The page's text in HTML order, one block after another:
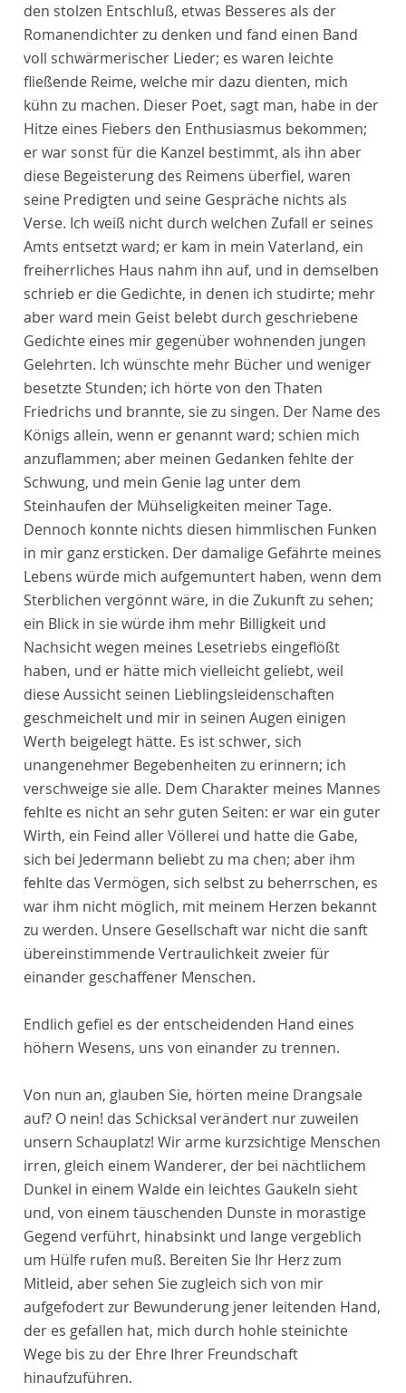
den stolzen Entschluß, etwas Besseres als der
Romanendichter zu denken und fand einen Band
voll schwärmerischer Lieder; es waren leichte
fließende Reime, welche mir dazu dienten, mich
kühn zu machen. Dieser Poet, sagt man, habe in der
Hitze eines Fiebers den Enthusiasmus bekommen;
er war sonst für die Kanzel bestimmt, als ihn aber
diese Begeisterung des Reimens überfiel, waren
seine Predigten und seine Gespräche nichts als
Verse. Ich weiß nicht durch welchen Zufall er seines
Amts entsetzt ward; er kam in mein Vaterland, ein
freiherrliches Haus nahm ihn auf, und in demselben
schrieb er die Gedichte, in denen ich studirte; mehr
aber ward mein Geist belebt durch geschriebene
Gedichte eines mir gegenüber wohnenden jungen
Gelehrten. Ich wünschte mehr Bücher und weniger
besetzte Stunden; ich hörte von den Thaten
Friedrichs und brannte, sie zu singen. Der Name des
Königs allein, wenn er genannt ward; schien mich
anzuflammen; aber meinen Gedanken fehlte der
Schwung, und mein Genie lag unter dem
Steinhaufen der Mühseligkeiten meiner Tage.
Dennoch konnte nichts diesen himmlischen Funken
in mir ganz ersticken. Der damalige Gefährte meines
Lebens würde mich aufgemuntert haben, wenn dem
Sterblichen vergönnt wäre, in die Zukunft zu sehen;
ein Blick in sie würde ihm mehr Billigkeit und
Nachsicht wegen meines Lesetriebs eingeflößt
haben, und er hätte mich vielleicht geliebt, weil
diese Aussicht seinen Lieblingsleidenschaften
geschmeichelt und mir in seinen Augen einigen
Werth beigelegt hätte. Es ist schwer, sich
unangenehmer Begebenheiten zu erinnern; ich
verschweige sie alle. Dem Charakter meines Mannes
fehlte es nicht an sehr guten Seiten: er war ein guter
Wirth, ein Feind aller Völlerei und hatte die Gabe,
sich bei Jedermann beliebt zu ma chen; aber ihm
fehlte das Vermögen, sich selbst zu beherrschen, es
war ihm nicht möglich, mit meinem Herzen bekannt
zu werden. Unsere Gesellschaft war nicht die sanft
übereinstimmende Vertraulichkeit zweier für
einander geschaffener Menschen.
Endlich gefiel es der entscheidenden Hand eines
höhern Wesens, uns von einander zu trennen.
Von nun an, glauben Sie, hörten meine Drangsale
auf? O nein! das Schicksal verändert nur zuweilen
unsern Schauplatz! Wir arme kurzsichtige Menschen
irren, gleich einem Wanderer, der bei nächtlichem
Dunkel in einem Walde ein leichtes Gaukeln sieht
und, von einem täuschenden Dunste in morastige
Gegend verführt, hinabsinkt und lange vergeblich
um Hülfe rufen muß. Bereiten Sie Ihr Herz zum
Mitleid, aber sehen Sie zugleich sich von mir
aufgefodert zur Bewunderung jener leitenden Hand,
der es gefallen hat, mich durch hohle steinichte
Wege bis zu der Ehre Ihrer Freundschaft
hinaufzuführen.